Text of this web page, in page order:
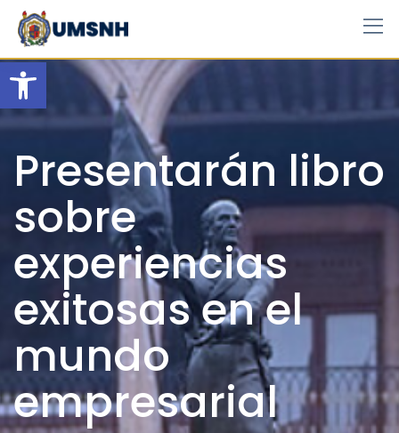
Open toolbar
Skip
content
Presentarán libro
sobre
experiencias
exitosas en el
mundo
empresarial